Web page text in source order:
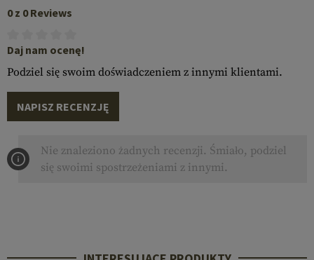
0 z 0 Reviews
Daj nam ocenę!
Podziel się swoim doświadczeniem z innymi klientami.
NAPISZ RECENZJĘ
Nie znaleziono żadnych recenzji. Śmiało, podziel
się swoimi spostrzeżeniami z innymi.